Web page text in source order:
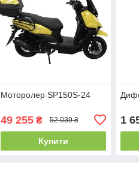
Моторолер SP150S-24
49 255₴ 52 039 ₴
Купити
1